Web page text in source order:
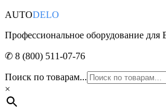
AUTODELO
Профессиональное оборудование для
✆ 8 (800) 511-07-76
Поиск по товарам...
×